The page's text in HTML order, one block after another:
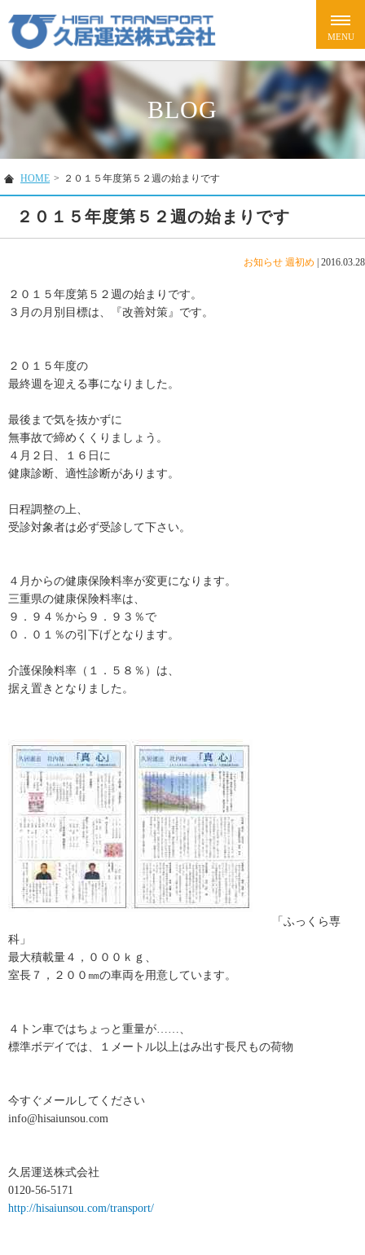
BLOG
HOME > ２０１５年度第５２週の始まりです
２０１５年度第５２週の始まりです
お知らせ 週初め 2016.03.28
２０１５年度第５２週の始まりです。
３月の月別目標は、『改善対策』です。
２０１５年度の
最終週を迎える事になりました。
最後まで気を抜かずに
無事故で締めくくりましょう。
４月２日、１６日に
健康診断、適性診断があります。
日程調整の上、
受診対象者は必ず受診して下さい。
４月からの健康保険料率が変更になります。
三重県の健康保険料率は、
９．９４％から９．９３％で
０．０１％の引下げとなります。
介護保険料率（１．５８％）は、
据え置きとなりました。
「ふっくら専
科」
最大積載量４，０００ｋｇ、
室長７，２００㎜の車両を用意しています。
４トン車ではちょっと重量が……、
標準ボデイでは、１メートル以上はみ出す長尺もの荷物
今すぐメールしてください
info@hisaiunsou.com
久居運送株式会社
0120-56-5171
http://hisaiunsou.com/transport/